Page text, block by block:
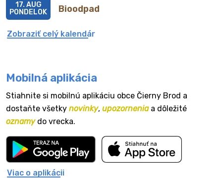
Bioodpad
17. AUG
PONDELOK
Zobraziť celý kalendár
Mobilná aplikácia
Stiahnite si mobilnú aplikáciu obce Čierny Brod a
dostaňte všetky novinky, upozorneniaa dôležité
oznamydo vrecka.
Viac o aplikácii